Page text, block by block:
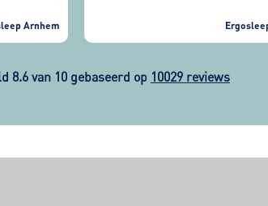
Arnhem
Eerst de slaaptest gedaan en
verschillende matrassen
mee gedacht. Matrassen zijn
geleverd en wij kunnen nu
8.6 van 10 gebaseerd op 10029 reviews